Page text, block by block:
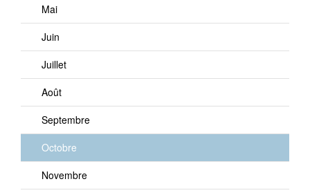
Mai
Juin
Juillet
Août
Septembre
Octobre
Novembre